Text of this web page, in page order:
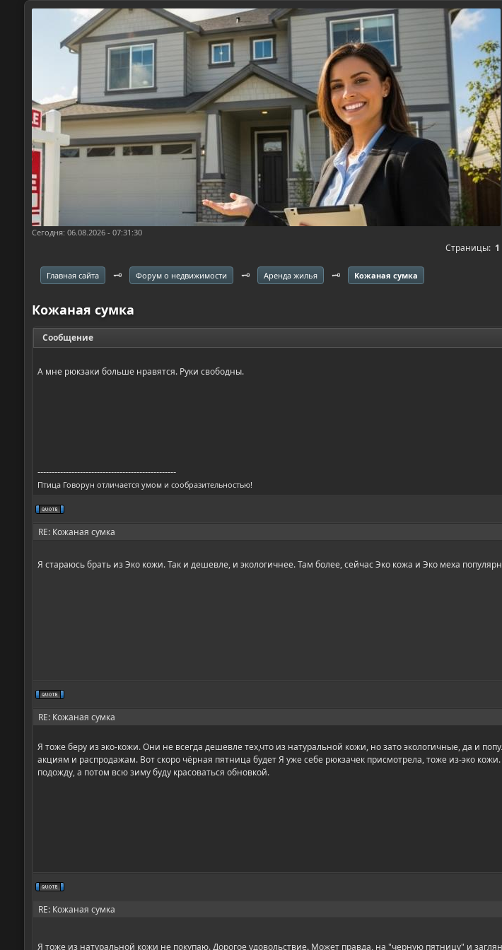
Сегодня: 06.08.2026 - 07:31:30
Страницы: 1
Главная сайта 🗝️ Форум о недвижимости 🗝️ Аренда жилья 🗝️ Кожаная сумка
Кожаная сумка
Сообщение
А мне рюкзаки больше нравятся. Руки свободны.
-------------------------------------------------
Птица Говорун отличается умом и сообразительностью!
RE: Кожаная сумка
Я стараюсь брать из Эко кожи. Так и дешевле, и экологичнее. Там более, сейчас Эко кожа и Эко меха
RE: Кожаная сумка
Я тоже беру из эко-кожи. Они не всегда дешевле тех,что из натуральной кожи, но зато экологичные, да и
акциям и распродажам. Вот скоро чёрная пятница будет Я уже себе рюкзачек присмотрела, тоже из-эко
подожду, а потом всю зиму буду красоваться обновкой.
RE: Кожаная сумка
Я тоже из натуральной кожи не покупаю. Дорогое удовольствие. Может правда, на "черную пятницу" и